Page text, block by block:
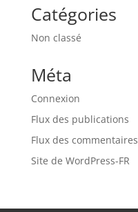
Catégories
Non classé
Méta
Connexion
Flux des publications
Flux des commentaires
Site de WordPress-FR